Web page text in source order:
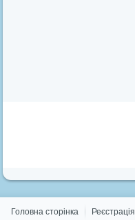
Головна сторінка Реєстрація